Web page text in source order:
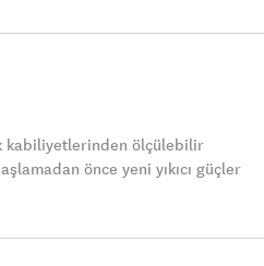
kabiliyetlerinden ölçülebilir
önce yeni yıkıcı güçler